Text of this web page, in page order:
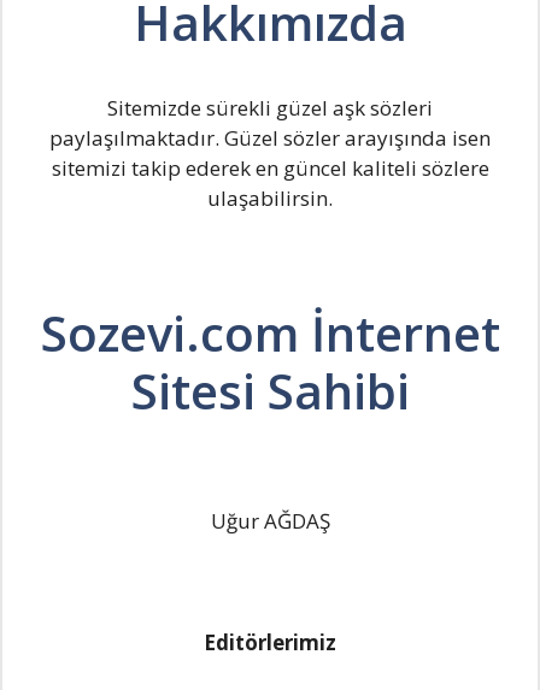
Hakkımızda
Sitemizde sürekli güzel aşk sözleri
paylaşılmaktadır. Güzel sözler arayışında isen
sitemizi takip ederek en güncel kaliteli sözlere
ulaşabilirsin.
Sozevi.com İnternet
Sitesi Sahibi
Uğur AĞDAŞ
Editörlerimiz